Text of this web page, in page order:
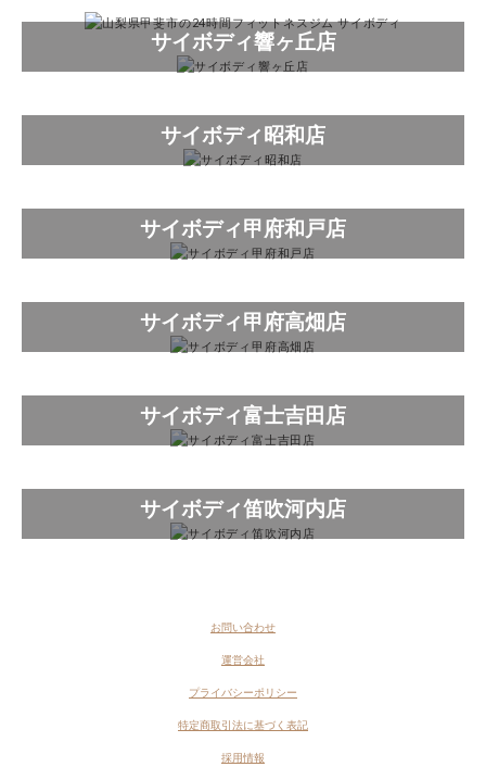
サイボディ響ヶ丘店
サイボディ昭和店
サイボディ甲府和戸店
サイボディ甲府高畑店
サイボディ富士吉田店
サイボディ笛吹河内店
お問い合わせ
運営会社
プライバシーポリシー
特定商取引法に基づく表記
採用情報